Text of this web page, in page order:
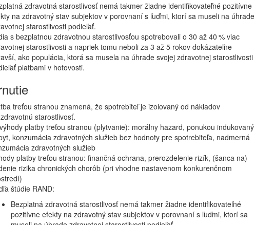
zdravotná starostlivosť nemá takmer žiadne identifikovateľné pozitívne
na zdravotný stav subjektov v porovnaní s ľuďmi, ktorí sa museli na úhrade
starostlivosti podieľať.
s bezplatnou zdravotnou starostlivosťou spotrebovali o 30 až 40 % viac
starostlivosti a napriek tomu neboli za 3 až 5 rokov dokázateľne
ako populácia, ktorá sa musela na úhrade svojej zdravotnej starostlivosti
platbami v hotovosti.
treťou stranou znamená, že spotrebiteľ je izolovaný od nákladov
starostlivosť.
platby treťou stranou (plytvanie): morálny hazard, ponukou indukovaný
konzumácia zdravotných služieb bez hodnoty pre spotrebiteľa, nadmerná
zdravotných služieb
platby treťou stranou: finančná ochrana, prerozdelenie rizík, (šanca na)
rizika chronických chorôb (pri vhodne nastavenom konkurenčnom
štúdie RAND:
Bezplatná zdravotná starostlivosť nemá takmer žiadne identifikovateľné
pozitívne efekty na zdravotný stav subjektov v porovnaní s ľuďmi, ktorí sa